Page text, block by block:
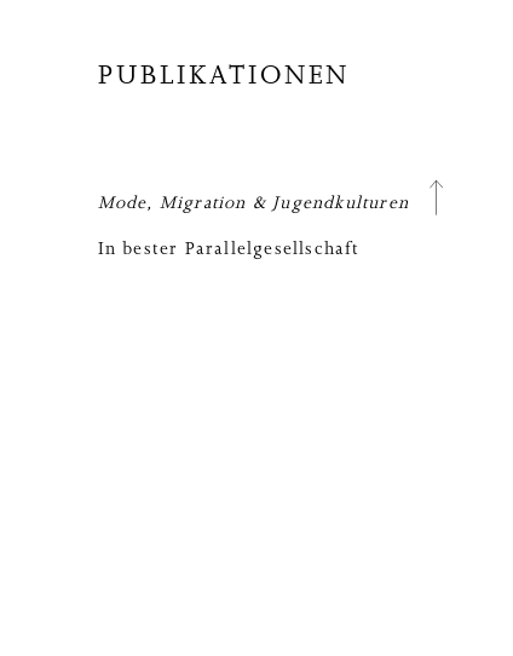
PUBLIKATIONEN
Mode, Migration & Jugendkulturen
In bester Parallelgesellschaft